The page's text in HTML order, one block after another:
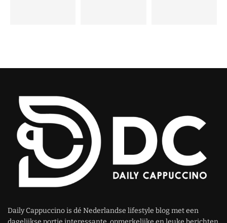
Daily Cappuccino is dé Nederlandse lifestyle blog met een